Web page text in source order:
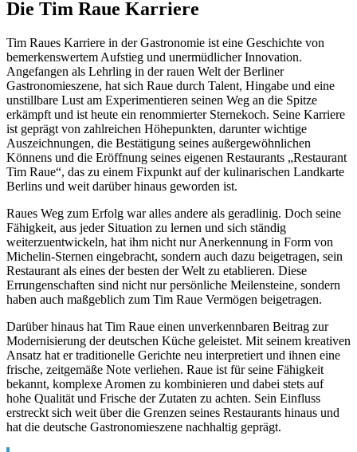
Die Tim Raue Karriere
Tim Raues Karriere in der Gastronomie ist eine Geschichte von
bemerkenswertem Aufstieg und unermüdlicher Innovation.
Angefangen als Lehrling in der rauen Welt der Berliner
Gastronomieszene, hat sich Raue durch Talent, Hingabe und eine
unstillbare Lust am Experimentieren seinen Weg an die Spitze
erkämpft und ist heute ein renommierter Sternekoch. Seine Karriere
ist geprägt von zahlreichen Höhepunkten, darunter wichtige
Auszeichnungen, die Bestätigung seines außergewöhnlichen
Könnens und die Eröffnung seines eigenen Restaurants „Restaurant
Tim Raue“, das zu einem Fixpunkt auf der kulinarischen Landkarte
Berlins und weit darüber hinaus geworden ist.
Raues Weg zum Erfolg war alles andere als geradlinig. Doch seine
Fähigkeit, aus jeder Situation zu lernen und sich ständig
weiterzuentwickeln, hat ihm nicht nur Anerkennung in Form von
Michelin-Sternen eingebracht, sondern auch dazu beigetragen, sein
Restaurant als eines der besten der Welt zu etablieren. Diese
Errungenschaften sind nicht nur persönliche Meilensteine, sondern
haben auch maßgeblich zum Tim Raue Vermögen beigetragen.
Darüber hinaus hat Tim Raue einen unverkennbaren Beitrag zur
Modernisierung der deutschen Küche geleistet. Mit seinem kreativen
Ansatz hat er traditionelle Gerichte neu interpretiert und ihnen eine
frische, zeitgemäße Note verliehen. Raue ist für seine Fähigkeit
bekannt, komplexe Aromen zu kombinieren und dabei stets auf
hohe Qualität und Frische der Zutaten zu achten. Sein Einfluss
erstreckt sich weit über die Grenzen seines Restaurants hinaus und
hat die deutsche Gastronomieszene nachhaltig geprägt.